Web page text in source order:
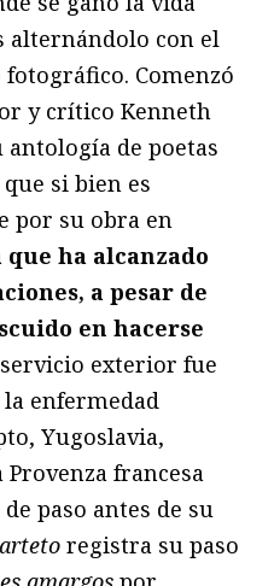
alternándolo con el
Comenzó
y crítico Kenneth
de poetas
si bien es
por su obra en
que ha alcanzado
a pesar de
en hacerse
exterior fue
enfermedad
Yugoslavia,
francesa
paso antes de su
registra su paso